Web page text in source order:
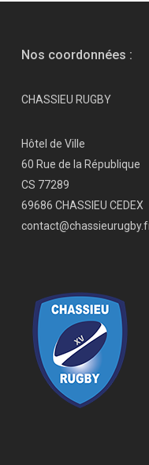
Nos coordonnées :
CHASSIEU RUGBY
Hôtel de Ville
60 Rue de la République
CS 77289
69686 CHASSIEU CEDEX